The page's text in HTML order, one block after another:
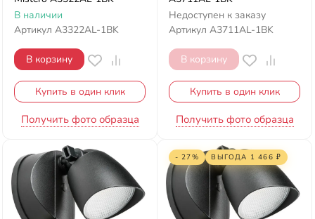
В наличии
Артикул A3322AL-1BK
В корзину
Купить в один клик
Получить фото образца
Недоступен к заказу
Артикул A3711AL-1BK
В корзину
Купить в один клик
Получить фото образца
- 27% ВЫГОДА 1 466 ₽